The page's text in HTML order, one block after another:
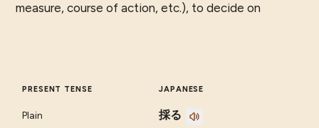
measure, course of action, etc.), to decide on
PRESENT TENSE JAPANESE
Plain 採る